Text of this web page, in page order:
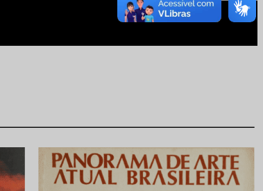
newsletter